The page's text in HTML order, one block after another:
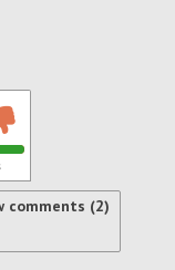
comments (2)